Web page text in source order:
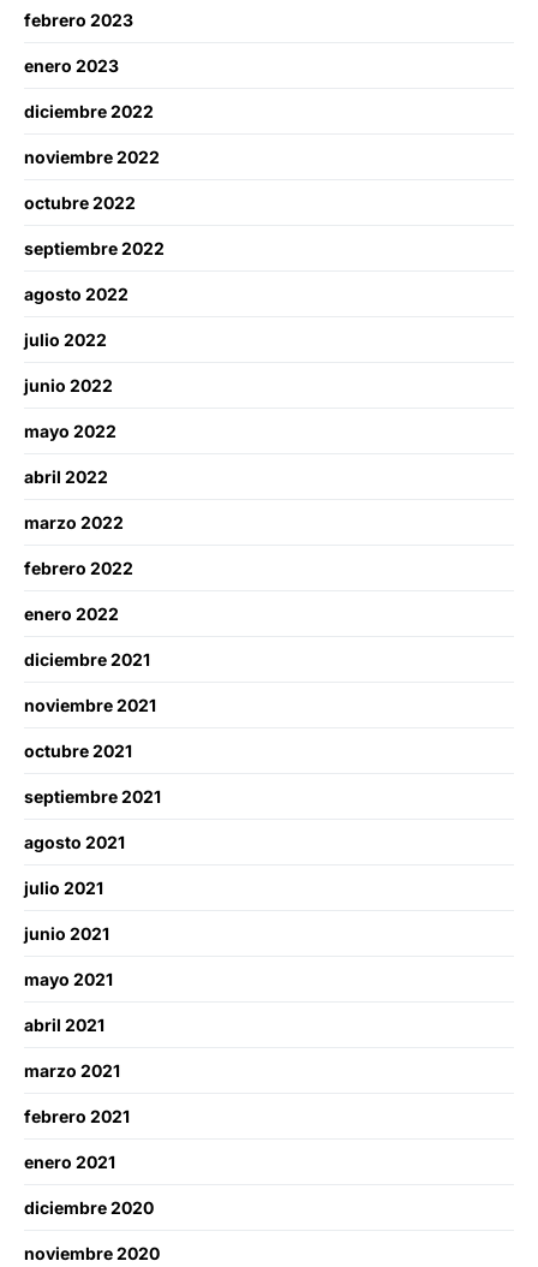
febrero 2023
enero 2023
diciembre 2022
noviembre 2022
octubre 2022
septiembre 2022
agosto 2022
julio 2022
junio 2022
mayo 2022
abril 2022
marzo 2022
febrero 2022
enero 2022
diciembre 2021
noviembre 2021
octubre 2021
septiembre 2021
agosto 2021
julio 2021
junio 2021
mayo 2021
abril 2021
marzo 2021
febrero 2021
enero 2021
diciembre 2020
noviembre 2020